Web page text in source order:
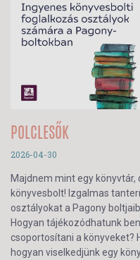
POLCLESŐK
2026-04-30
Majdnem mint egy könyvtár,
könyvesbolt! Izgalmas
osztályokat a Pagony
Hogyan tájékozódhatunk
csoportosítani a könyveket?
hogyan viselkedjünk egy